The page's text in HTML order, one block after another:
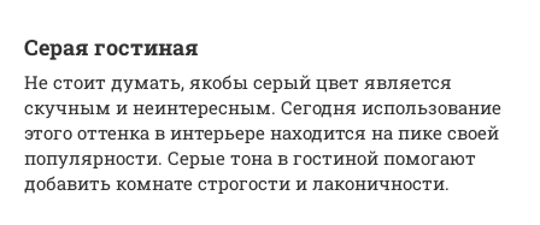
Серая гостиная
Не стоит думать, якобы серый цвет является
скучным и неинтересным. Сегодня использование
этого оттенка в интерьере находится на пике своей
популярности. Серые тона в гостиной помогают
добавить комнате строгости и лаконичности.